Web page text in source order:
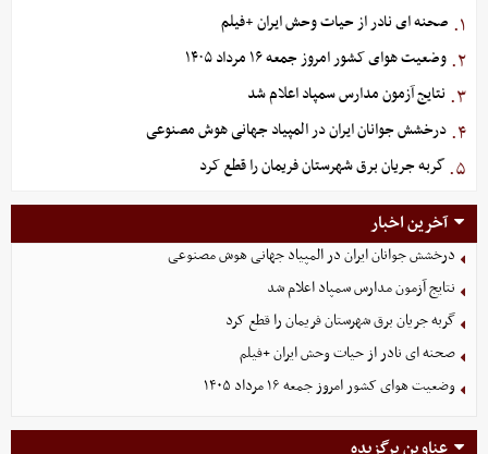
۱. صحنه ای نادر از حیات وحش ایران +فیلم
۲. وضعیت هوای کشور امروز جمعه ۱۶ مرداد ۱۴۰۵
۳. نتایج آزمون مدارس سمپاد اعلام شد
۴. درخشش جوانان ایران در المپیاد جهانی هوش مصنوعی
۵. گربه جریان برق شهرستان فریمان را قطع کرد
آخرین اخبار
درخشش جوانان ایران در المپیاد جهانی هوش مصنوعی
نتایج آزمون مدارس سمپاد اعلام شد
گربه جریان برق شهرستان فریمان را قطع کرد
صحنه ای نادر از حیات وحش ایران +فیلم
وضعیت هوای کشور امروز جمعه ۱۶ مرداد ۱۴۰۵